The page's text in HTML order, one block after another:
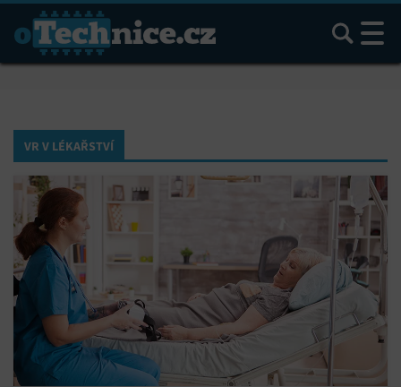
Hledat
VR V LÉKAŘSTVÍ